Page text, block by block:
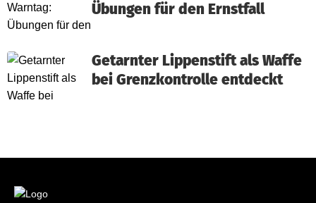
Übungen für den Ernstfall
Getarnter Lippenstift als Waffe
bei Grenzkontrolle entdeckt